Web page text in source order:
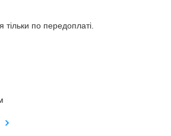
тільки по передоплаті.